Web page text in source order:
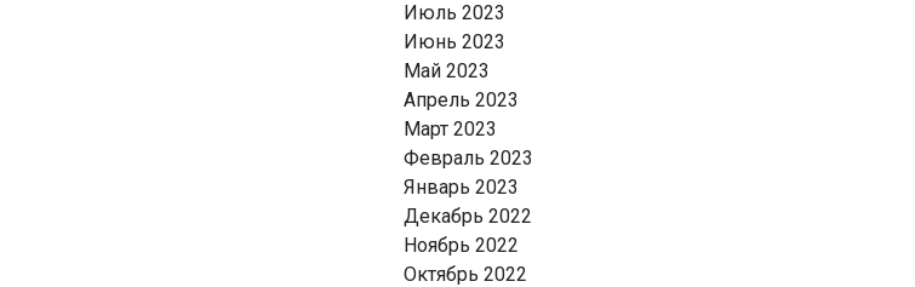
Июль 2023
Июнь 2023
Май 2023
Апрель 2023
Март 2023
Февраль 2023
Январь 2023
Декабрь 2022
Ноябрь 2022
Октябрь 2022